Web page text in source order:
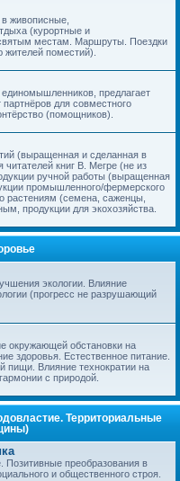
живописные,
(курортные и
местам. Маршруты. Поездки
поместий).
предлагает
для совместного
(помощников).
(выращенная и сделанная в
книг В. Мегре (не из
ручной работы (выращенная
промышленного/фермерского
растениям (семена, саженцы,
продукции для экохозяйства.
экологии. Влияние
(прогресс не разрушающий
окружающей обстановки на
здоровья. Естественное питание.
пищи. Влияние технократии на
с природой.
Территориальные
преобразования в
и общественного строя.